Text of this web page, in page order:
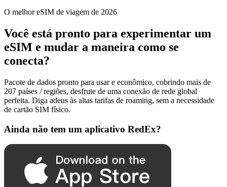
O melhor eSIM de viagem de 2026
Você está pronto para experimentar um
eSIM e mudar a maneira como se
conecta?
Pacote de dados pronto para usar e econômico, cobrindo mais de
207 países / regiões, desfrute de uma conexão de rede global
perfeita. Diga adeus às altas tarifas de roaming, sem a necessidade
de cartão SIM físico.
Ainda não tem um aplicativo RedEx?